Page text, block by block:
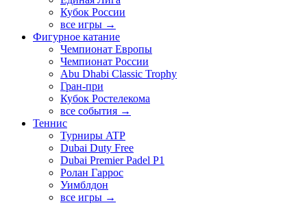
Кубок России
все игры →
Фигурное катание
Чемпионат Европы
Чемпионат России
Abu Dhabi Classic Trophy
Гран-при
Кубок Ростелекома
все события →
Теннис
Турниры ATP
Dubai Duty Free
Dubai Premier Padel P1
Ролан Гаррос
Уимблдон
все игры →